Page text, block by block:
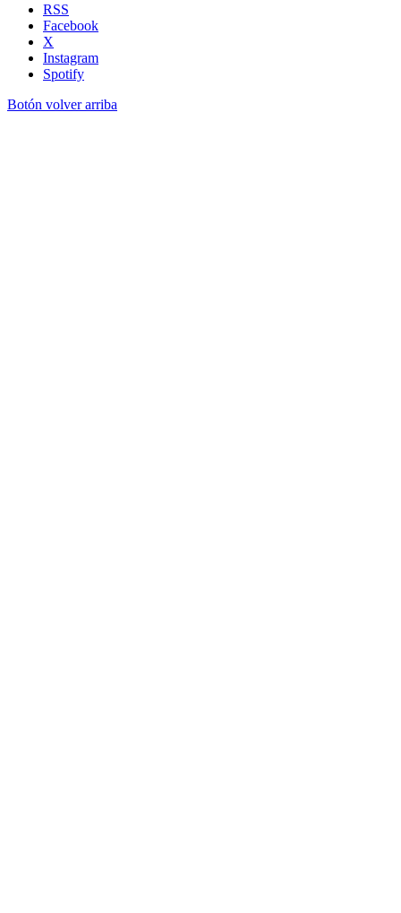
RSS
Facebook
X
Instagram
Spotify
Botón volver arriba